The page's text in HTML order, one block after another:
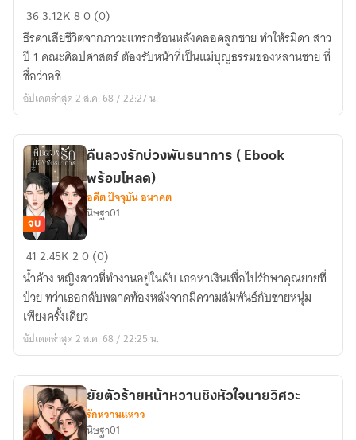
ป่า
ป๊า
กับ
หม่า
ม้า
ใหม่
น้อง
อชิ
(มี
Ebooพร้อม
โหลด)
363.12K80 (0)
ธีรดาเสียชีวิตจากภาวะแทรกซ้อนหลังคลอดลูกชาย ทำให้รมิดา สาว
ปี 1 คณะศิลปศาสตร์ ต้องรับหน้าที่เป็นแม่บุญธรรมของหลานชาย ที่
ชื่อว่าอชิ
อัปเดตล่าสุด 2 ส.ค. 68 / 22:27 น.
คืน
ลวง
รัก
บ่วง
พันธนาการ
(
พร้อม
โหลด)
จบ
คืนลวงรักบ่วงพันธนาการ ( Ebook
พร้อมโหลด)
อดีต ปัจจุบัน อนาคต
นิษฐา01
412.45K20 (0)
น้ำค้าง หญิงสาวที่ทำงานอยู่ในผับ เธอหาเงินเพื่อไปรักษาคุณยายที่
ป่วย ทว่าเธอกลับพลาดท้องหลังจากมีความสัมพันธ์กับชายหนุ่ม
เพียงครั้งเดียว
อัปเดตล่าสุด 2 ส.ค. 68 / 22:25 น.
ยัยตัวร้ายหน้าหวานชิงหัวใจนายวิศวะ
รักหวานแหวว
นิษฐา01